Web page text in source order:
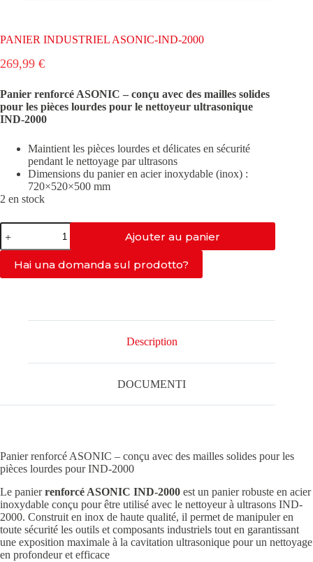
PANIER INDUSTRIEL ASONIC-IND-2000
269,99 €
Panier renforcé ASONIC – conçu avec des mailles solides
pour les pièces lourdes pour le nettoyeur ultrasonique
IND-2000
Maintient les pièces lourdes et délicates en sécurité
pendant le nettoyage par ultrasons
Dimensions du panier en acier inoxydable (inox) :
720×520×500 mm
2 en stock
quantité
de
PANIER
INDUSTRIEL
ASONIC-
Ajouter au panier
Hai una domanda sul prodotto?
Description
DOCUMENTI
Panier renforcé ASONIC – conçu avec des mailles solides pour les
pièces lourdes pour IND-2000
Le panierrenforcé ASONIC IND-2000 est un panier robuste en acier
inoxydable conçu pour être utilisé avec le nettoyeur à ultrasons IND-
2000. Construit en inox de haute qualité, il permet de manipuler en
toute sécurité les outils et composants industriels tout en garantissant
une exposition maximale à la cavitation ultrasonique pour un nettoyage
en profondeur et efficace